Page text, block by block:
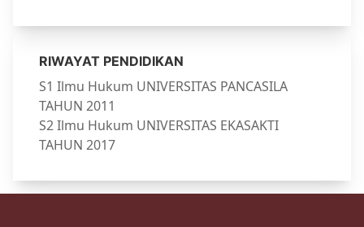
RIWAYAT PENDIDIKAN
S1 Ilmu Hukum UNIVERSITAS PANCASILA
TAHUN 2011
S2 Ilmu Hukum UNIVERSITAS EKASAKTI
TAHUN 2017